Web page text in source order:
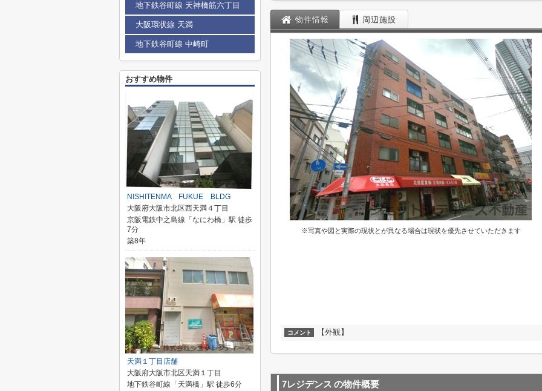
物件情報 周辺施設
※写真や図と実際の現状とが異なる場合は現状を優先させていただきます
コメント 【外観】
7レジデンス の物件概要
地下鉄谷町線 天神橋筋六丁目
大阪環状線 天満
地下鉄谷町線 中崎町
おすすめ物件
NISHITENMA FUKUE BLDG
大阪府大阪市北区西天満４丁目
京阪電鉄中之島線「なにわ橋」駅 徒歩
7分
築8年
天満１丁目店舗
大阪府大阪市北区天満１丁目
地下鉄谷町線「天満橋」駅 徒歩6分